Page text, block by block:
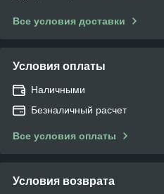
Все условия доставки
Условия оплаты
Наличными
Безналичный расчет
Все условия оплаты
Условия возврата